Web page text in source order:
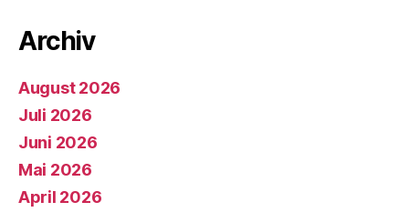
Archiv
August 2026
Juli 2026
Juni 2026
Mai 2026
April 2026